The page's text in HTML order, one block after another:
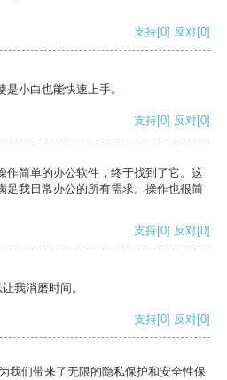
支持[0] 反对[0]
小白也能快速上手。
支持[0] 反对[0]
作简单的办公软件，终于找到了它。这
足我日常办公的所有需求。操作也很简
支持[0] 反对[0]
我消磨时间。
支持[0] 反对[0]
我们带来了无限的隐私保护和安全性保